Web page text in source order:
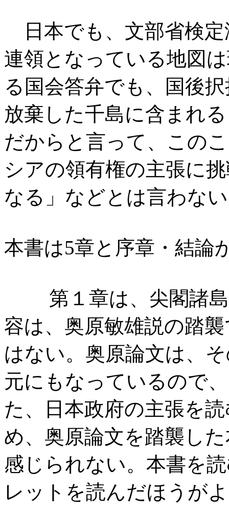
日本でも、文部省検定
連領となっている地図
る国会答弁でも、国後
放棄した千島に含まれ
だからと言って、この
シアの領有権の主張に
なる」などとは言わな
本書は5章と序章・結論
第１章は、尖閣諸島
容は、奥原敏雄説の踏
はない。奥原論文は、
元にもなっているので
た、日本政府の主張を
め、奥原論文を踏襲し
感じられない。本書を
レットを読んだほうが